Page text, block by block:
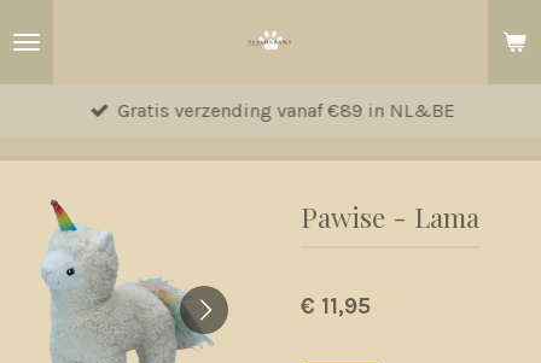
hoofdinhoud
Gratis verzending vanaf €89 in NL&BE
Pawise - Lama
€ 11,95